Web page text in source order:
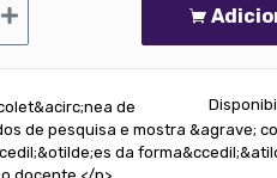
de
de pesquisa e mostra &agrave;
da